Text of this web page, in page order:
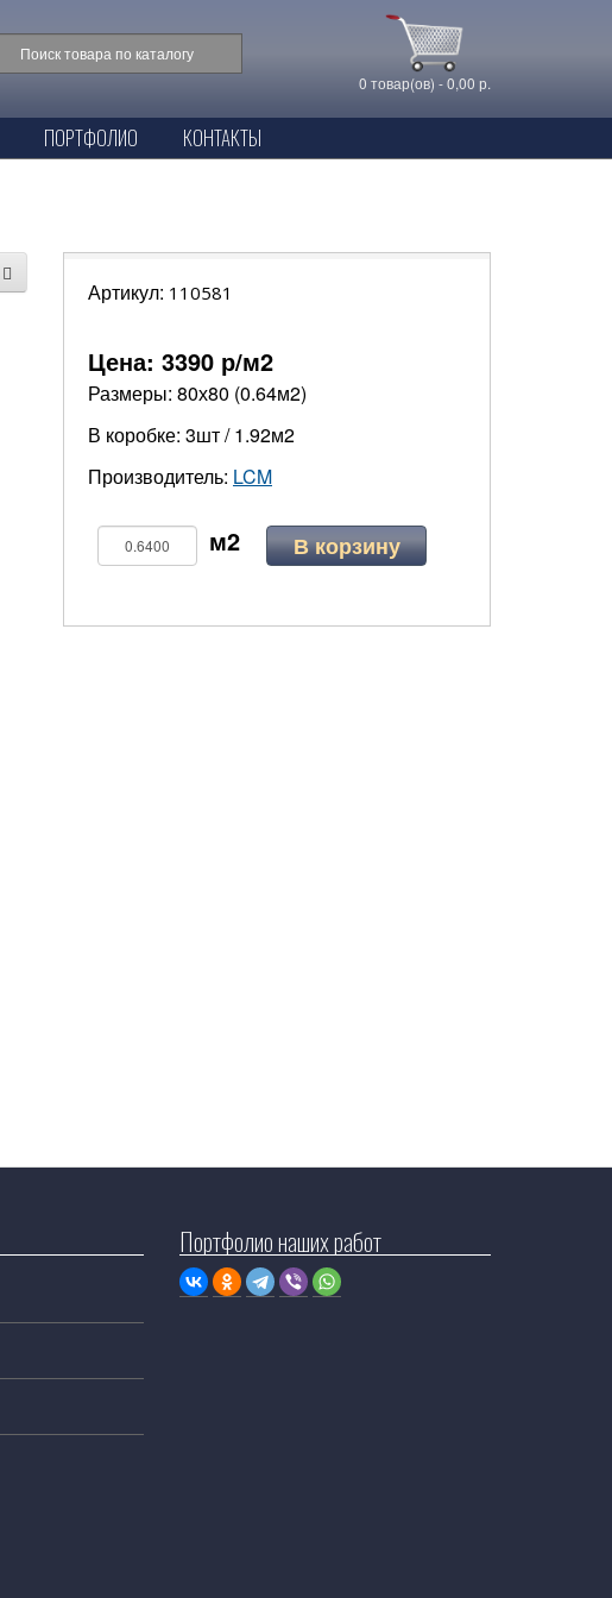
0 товар(ов) - 0,00 р.
ПОРТФОЛИО КОНТАКТЫ
Артикул: 110581
Цена: 3390 р/м2
Размеры: 80х80 (0.64м2)
В коробке: 3шт / 1.92м2
Производитель: LCM
В корзину
Портфолио наших работ